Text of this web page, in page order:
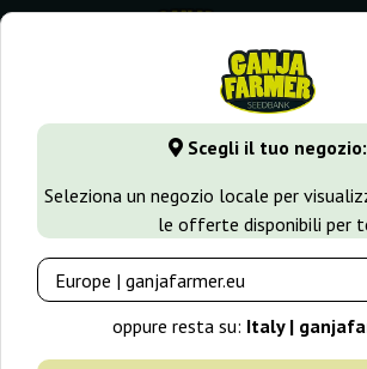
Scegli il tuo negozio:
Seleziona un negozio locale per
le offerte disponibili per
oppure resta su: Italy |
GanjaFarmer.it Seedbank Advanced
Semi Advanced Seeds
Filtri Ordinamento